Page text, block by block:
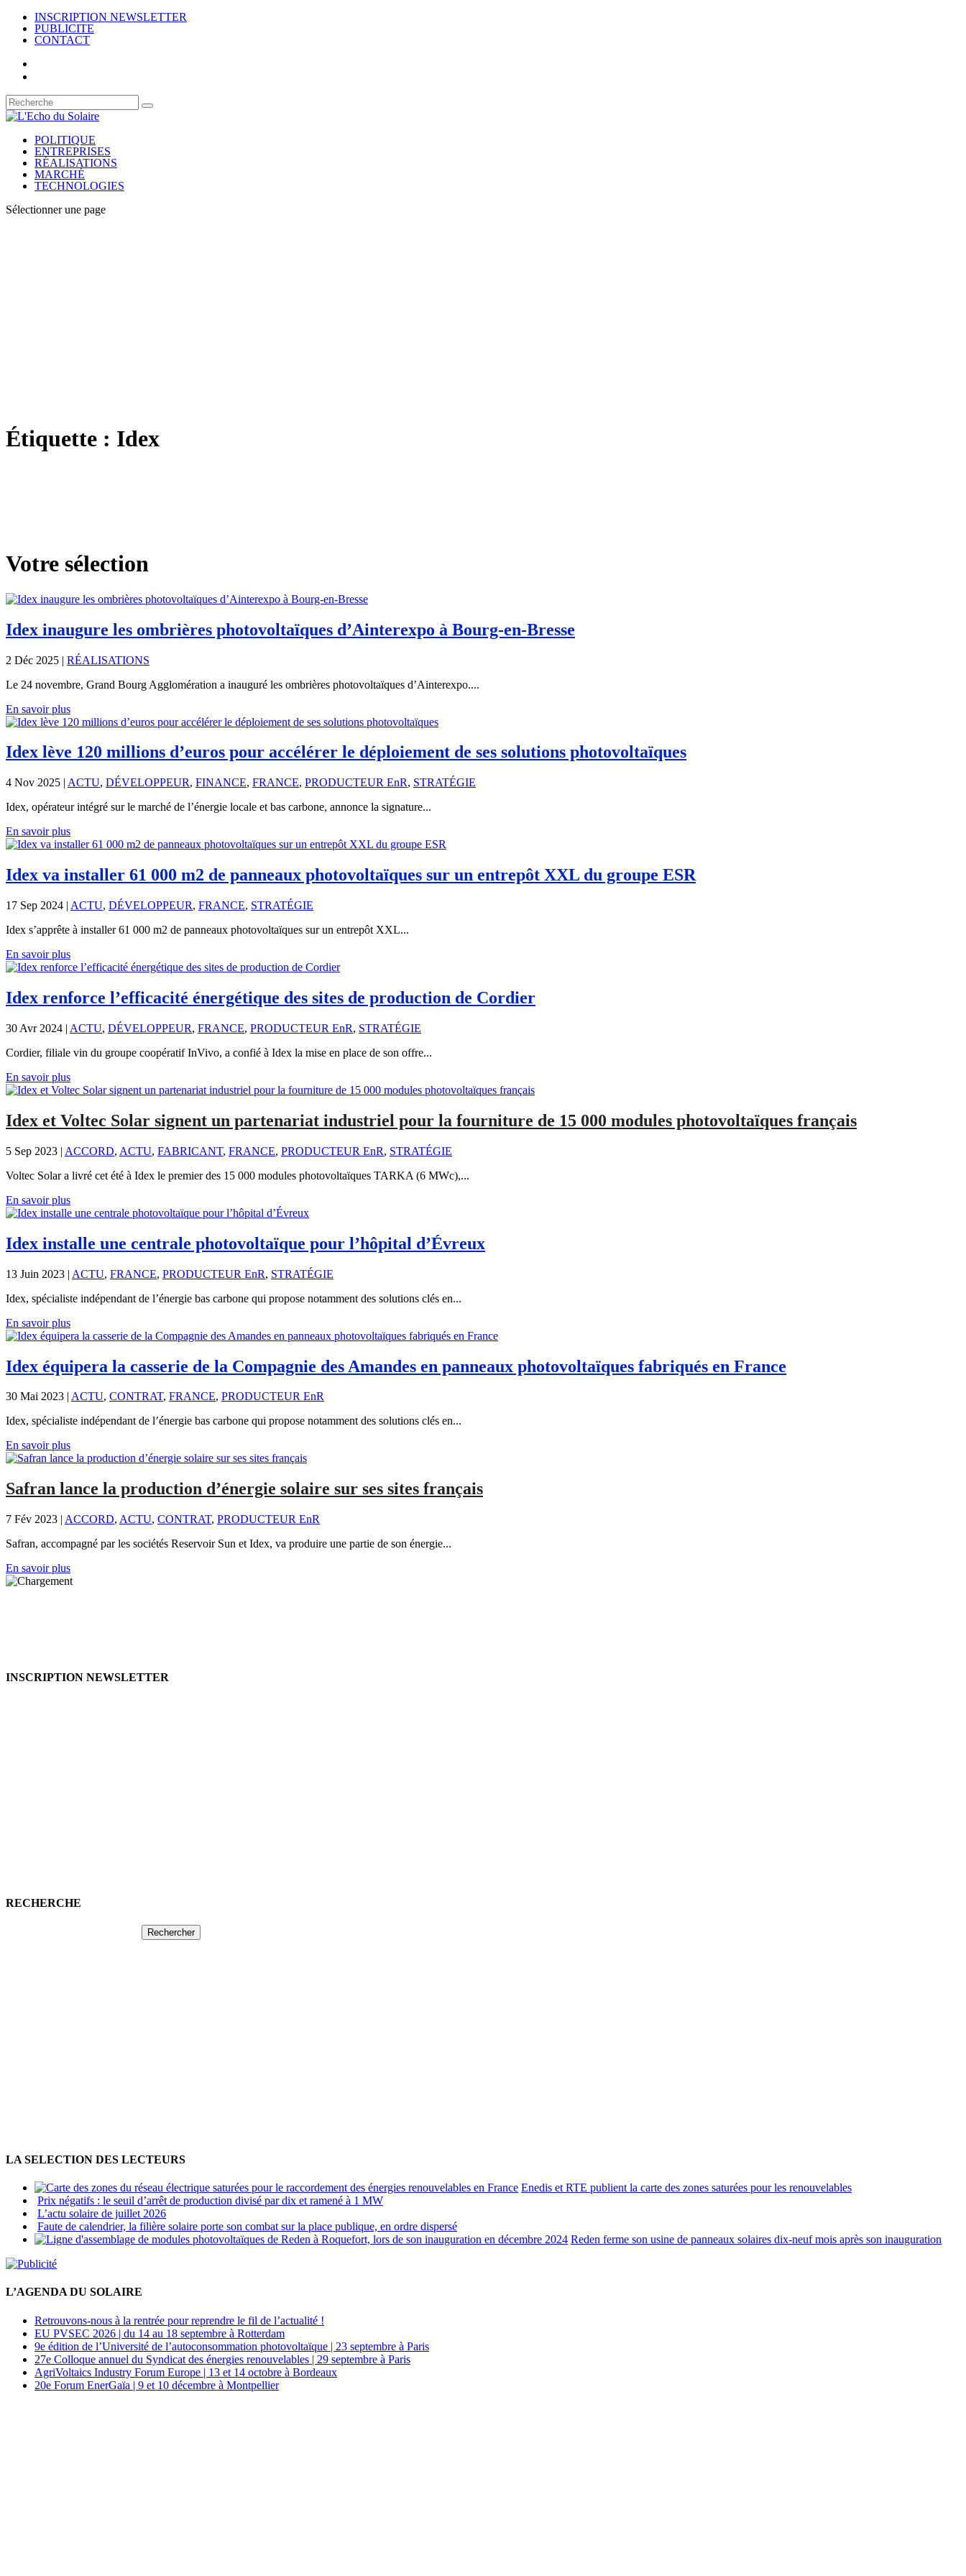
INSCRIPTION NEWSLETTER
PUBLICITE
CONTACT
POLITIQUE
ENTREPRISES
RÉALISATIONS
MARCHÉ
TECHNOLOGIES
Sélectionner une page
Étiquette : Idex
Votre sélection
Idex inaugure les ombrières photovoltaïques d’Ainterexpo à Bourg-en-Bresse
2 Déc 2025 | RÉALISATIONS
Le 24 novembre, Grand Bourg Agglomération a inauguré les ombrières photovoltaïques d’Ainterexpo....
En savoir plus
Idex lève 120 millions d’euros pour accélérer le déploiement de ses solutions photovoltaïques
4 Nov 2025 | ACTU, DÉVELOPPEUR, FINANCE, FRANCE, PRODUCTEUR EnR, STRATÉGIE
Idex, opérateur intégré sur le marché de l’énergie locale et bas carbone, annonce la signature...
En savoir plus
Idex va installer 61 000 m2 de panneaux photovoltaïques sur un entrepôt XXL du groupe ESR
17 Sep 2024 | ACTU, DÉVELOPPEUR, FRANCE, STRATÉGIE
Idex s’apprête à installer 61 000 m2 de panneaux photovoltaïques sur un entrepôt XXL...
En savoir plus
Idex renforce l’efficacité énergétique des sites de production de Cordier
30 Avr 2024 | ACTU, DÉVELOPPEUR, FRANCE, PRODUCTEUR EnR, STRATÉGIE
Cordier, filiale vin du groupe coopératif InVivo, a confié à Idex la mise en place de son offre...
En savoir plus
Idex et Voltec Solar signent un partenariat industriel pour la fourniture de 15 000 modules photovoltaïques français
5 Sep 2023 | ACCORD, ACTU, FABRICANT, FRANCE, PRODUCTEUR EnR, STRATÉGIE
Voltec Solar a livré cet été à Idex le premier des 15 000 modules photovoltaïques TARKA (6 MWc),...
En savoir plus
Idex installe une centrale photovoltaïque pour l’hôpital d’Évreux
13 Juin 2023 | ACTU, FRANCE, PRODUCTEUR EnR, STRATÉGIE
Idex, spécialiste indépendant de l’énergie bas carbone qui propose notamment des solutions clés en...
En savoir plus
Idex équipera la casserie de la Compagnie des Amandes en panneaux photovoltaïques fabriqués en France
30 Mai 2023 | ACTU, CONTRAT, FRANCE, PRODUCTEUR EnR
Idex, spécialiste indépendant de l’énergie bas carbone qui propose notamment des solutions clés en...
En savoir plus
Safran lance la production d’énergie solaire sur ses sites français
7 Fév 2023 | ACCORD, ACTU, CONTRAT, PRODUCTEUR EnR
Safran, accompagné par les sociétés Reservoir Sun et Idex, va produire une partie de son énergie...
En savoir plus
INSCRIPTION NEWSLETTER
RECHERCHE
LA SELECTION DES LECTEURS
Enedis et RTE publient la carte des zones saturées pour les renouvelables
Prix négatifs : le seuil d’arrêt de production divisé par dix et ramené à 1 MW
L’actu solaire de juillet 2026
Faute de calendrier, la filière solaire porte son combat sur la place publique, en ordre dispersé
Reden ferme son usine de panneaux solaires dix-neuf mois après son inauguration
L’AGENDA DU SOLAIRE
Retrouvons-nous à la rentrée pour reprendre le fil de l’actualité !
EU PVSEC 2026 | du 14 au 18 septembre à Rotterdam
9e édition de l’Université de l’autoconsommation photovoltaïque | 23 septembre à Paris
27e Colloque annuel du Syndicat des énergies renouvelables | 29 septembre à Paris
AgriVoltaics Industry Forum Europe | 13 et 14 octobre à Bordeaux
20e Forum EnerGaïa | 9 et 10 décembre à Montpellier